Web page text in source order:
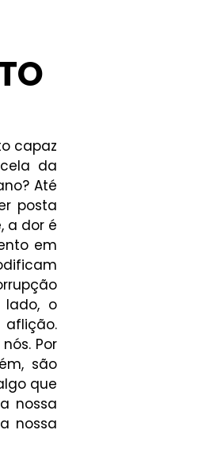
capaz
da
Até
posta
a dor é
em
lado, o
aflição.
Por
são
que
nossa
nossa